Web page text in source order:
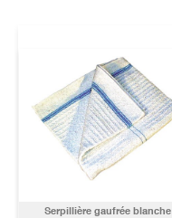
Serpillière gaufrée blanche